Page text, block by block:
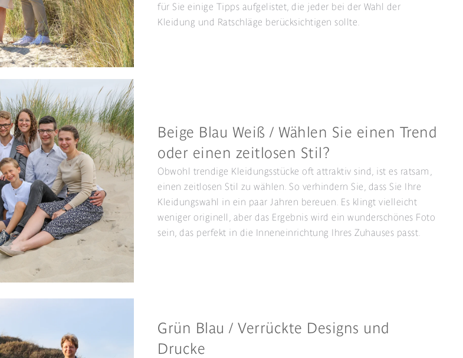
für Sie einige Tipps aufgelistet, die jeder bei der Wahl der
Kleidung und Ratschläge berücksichtigen sollte.
Beige Blau Weiß / Wählen Sie einen Trend
oder einen zeitlosen Stil?
Obwohl trendige Kleidungsstücke oft attraktiv sind, ist es ratsam,
einen zeitlosen Stil zu wählen. So verhindern Sie, dass Sie Ihre
Kleidungswahl in ein paar Jahren bereuen. Es klingt vielleicht
weniger originell, aber das Ergebnis wird ein wunderschönes Foto
sein, das perfekt in die Inneneinrichtung Ihres Zuhauses passt.
Grün Blau / Verrückte Designs und
Drucke